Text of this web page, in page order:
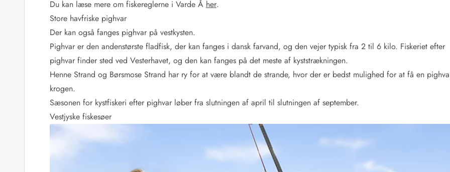
Zoologiske haver og dyreparker
Lystfiskeri på Vestkysten
Minigolf i Vestjylland
Svømmehaller og badelande
Golfferie i sommerhus
Fitness og træning
Rideskoler/Ponyridning
Du kan læse mere om fiskereglerne i Varde Å her.
Store havfriske pighvar
Der kan også fanges pighvar på vestkysten.
Pighvar er den andenstørste fladfisk, der kan fanges i dansk farvand, og den vejer typisk fra 2 til 6 kilo. Fiskeriet efter
pighvar finder sted ved Vesterhavet, og den kan fanges på det meste af kyststrækningen.
Henne Strand og Børsmose Strand har ry for at være blandt de strande, hvor der er bedst mulighed for at få en
krogen.
Sæsonen for kystfiskeri efter pighvar løber fra slutningen af april til slutningen af september.
Vestjyske fiskesøer